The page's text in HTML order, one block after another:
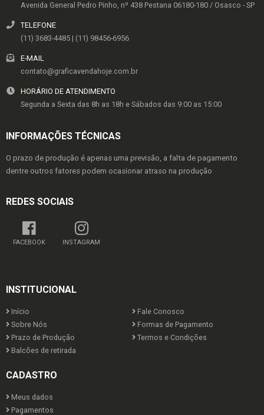
Avenida General Pedro Pinho, nº 438 Pestana 06180-180 / Osasco - SP
TELEFONE
(11) 3683-4485 | (11) 98456-6956
E-MAIL
contato@graficavendahoje.com.br
HORÁRIO DE ATENDIMENTO
Segunda a Sexta das 8h as 18h e Sábados das 9:00 as 15:00
INFORMAÇÕES TÉCNICAS
O prazo de produção é apenas uma previsão, a falta de pagamento
dentre outros fatores podem ocasionar atraso na produção
REDES SOCIAIS
FACEBOOK INSTAGRAM
INSTITUCIONAL
Início
Fale Conosco
Sobre Nós
Formas de Pagamento
Prazo de Produção
Termos e Condições
Balcões de retirada
CADASTRO
Meus dados
Pagamentos